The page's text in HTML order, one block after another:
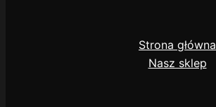
Strona główna
Nasz sklep